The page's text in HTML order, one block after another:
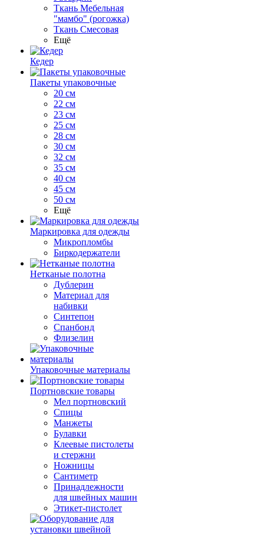
Ткань Мебельная
"мамбо" (рогожка)
Ткань Смесовая
Ещё
Кедер
Пакеты упаковочные
20 см
22 см
23 см
25 см
28 см
30 см
32 см
35 см
40 см
45 см
50 см
Ещё
Маркировка для одежды
Микропломбы
Биркодержатели
Нетканые полотна
Дублерин
Материал для
набивки
Синтепон
Спанбонд
Флизелин
Упаковочные материалы
Портновские товары
Мел портновский
Спицы
Манжеты
Булавки
Клеевые пистолеты
и стержни
Ножницы
Сантиметр
Принадлежности
для швейных машин
Этикет-пистолет